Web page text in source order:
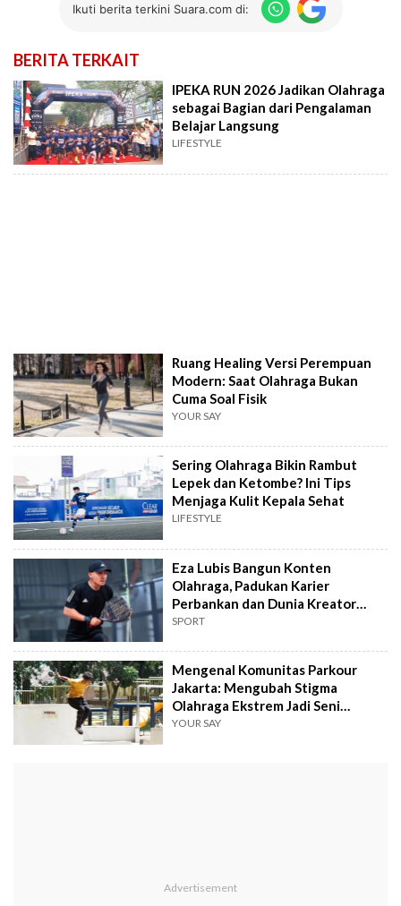
Ikuti berita terkini Suara.com di:
BERITA TERKAIT
IPEKA RUN 2026 Jadikan Olahraga
sebagai Bagian dari Pengalaman
Belajar Langsung
LIFESTYLE
Ruang Healing Versi Perempuan
Modern: Saat Olahraga Bukan
Cuma Soal Fisik
YOUR SAY
Sering Olahraga Bikin Rambut
Lepek dan Ketombe? Ini Tips
Menjaga Kulit Kepala Sehat
LIFESTYLE
Eza Lubis Bangun Konten
Olahraga, Padukan Karier
Perbankan dan Dunia Kreator
Digital
SPORT
Mengenal Komunitas Parkour
Jakarta: Mengubah Stigma
Olahraga Ekstrem Jadi Seni
Disiplin Tubuh
YOUR SAY